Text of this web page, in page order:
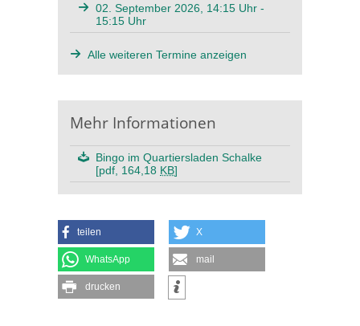
02. September 2026, 14:15 Uhr -
15:15 Uhr
Alle weiteren Termine anzeigen
Mehr Informationen
Bingo im Quartiersladen Schalke
[pdf, 164,18 KB]
teilen X
WhatsApp mail
drucken